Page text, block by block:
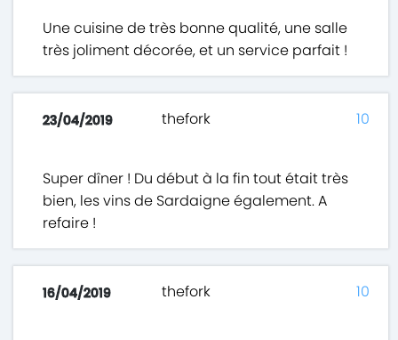
Une cuisine de très bonne qualité, une salle
très joliment décorée, et un service parfait !
23/04/2019 thefork
Super dîner ! Du début à la fin tout était très
bien, les vins de Sardaigne également. A
refaire !
10
16/04/2019 thefork 10